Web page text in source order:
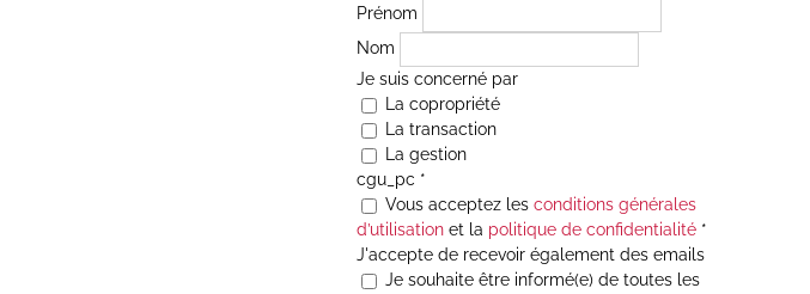
Prénom
Nom
Je suis concerné par
La copropriété
La transaction
La gestion
cgu_pc *
Vous acceptez les conditions générales
d’utilisationet la politique de confidentialité*
J'accepte de recevoir également des emails
Je souhaite être informé(e) de toutes les